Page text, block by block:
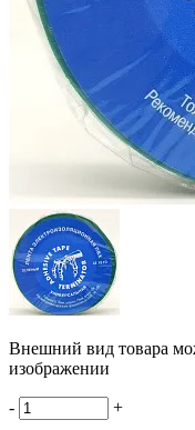
Внешний вид товара
изображении
- +